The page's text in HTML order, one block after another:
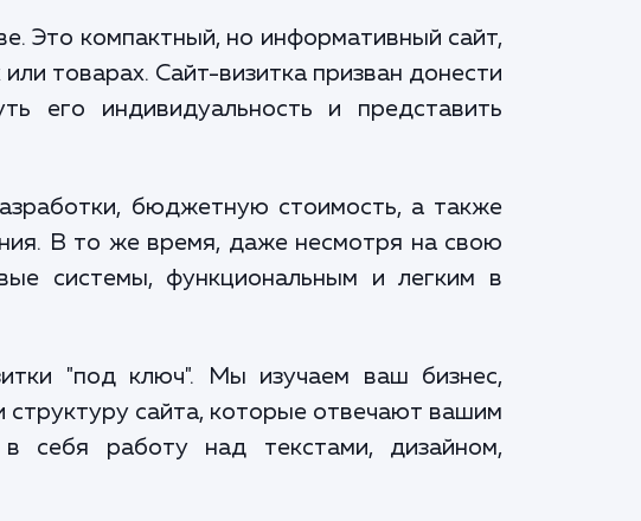
Это компактный, но информативный сайт,
товарах. Сайт-визитка призван донести
его индивидуальность и представить
бюджетную стоимость, а также
В то же время, даже несмотря на свою
системы, функциональным и легким в
"под ключ". Мы изучаем ваш бизнес,
сайта, которые отвечают вашим
себя работу над текстами, дизайном,